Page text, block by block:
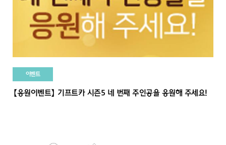
이벤트
【응원이벤트】 기프트카 시즌5 네 번째 주인공을 응원해 주세요!